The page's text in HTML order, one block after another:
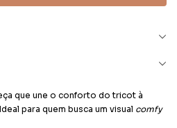
que une o conforto do tricot à
para quem busca um visual comfy